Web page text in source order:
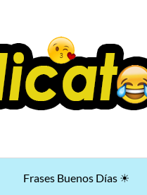
Frases Buenos Días ☀